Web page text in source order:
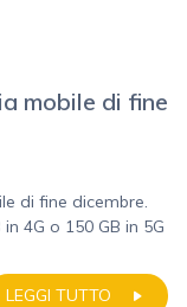
mobile di fine
di fine dicembre.
4G o 150 GB in 5G
LEGGI TUTTO